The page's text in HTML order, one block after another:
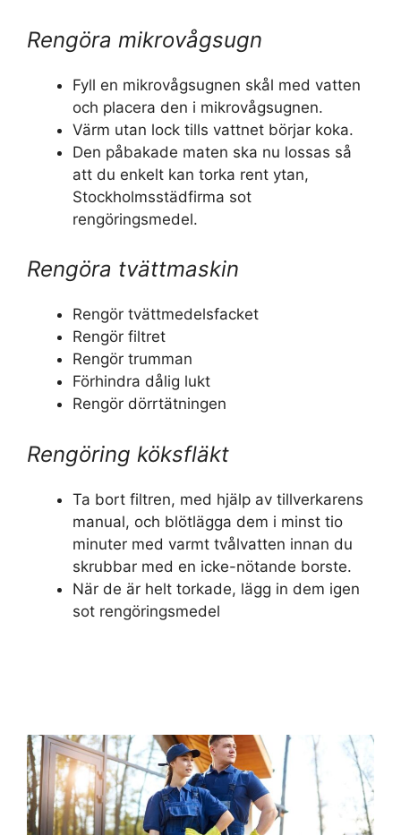
Rengöra mikrovågsugn
Fyll en mikrovågsugnen skål med vatten
och placera den i mikrovågsugnen.
Värm utan lock tills vattnet börjar koka.
Den påbakade maten ska nu lossas så
att du enkelt kan torka rent ytan,
Stockholmsstädfirma sot
rengöringsmedel.
Rengöra tvättmaskin
Rengör tvättmedelsfacket
Rengör filtret
Rengör trumman
Förhindra dålig lukt
Rengör dörrtätningen
Rengöring köksfläkt
Ta bort filtren, med hjälp av tillverkarens
manual, och blötlägga dem i minst tio
minuter med varmt tvålvatten innan du
skrubbar med en icke-nötande borste.
När de är helt torkade, lägg in dem igen
sot rengöringsmedel